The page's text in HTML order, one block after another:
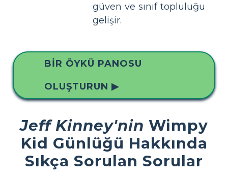
güven ve sınıf topluluğu
gelişir.
BIR ÖYKÜ PANOSU
OLUŞTURUN ▶
Jeff Kinney'nin Wimpy
Kid Günlüğü Hakkında
Sıkça Sorulan Sorular